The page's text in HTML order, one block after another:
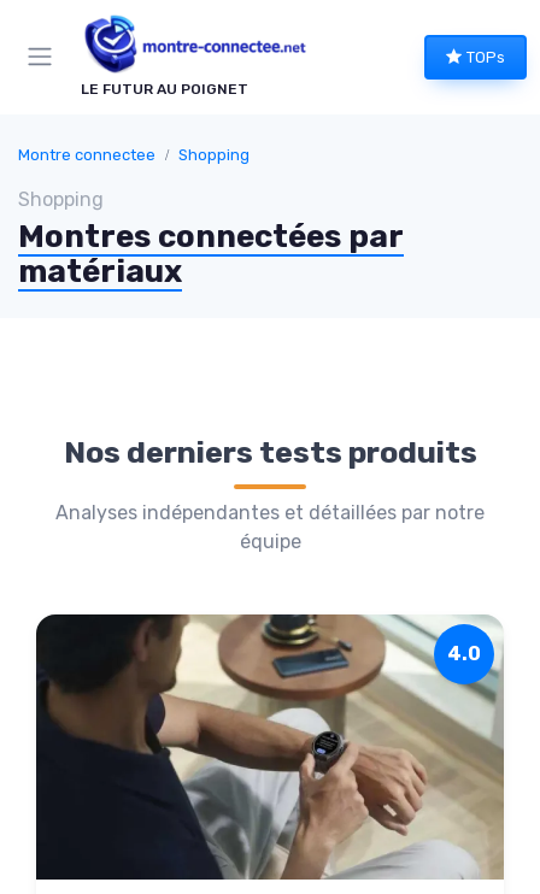
LE FUTUR AU POIGNET
TOPs
Montre connectee Shopping
Shopping
Montres connectées par
matériaux
Nos derniers tests produits
Analyses indépendantes et détaillées par notre
équipe
4.0
Panneau de gestion des cookies